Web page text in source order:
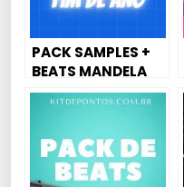
PACK SAMPLES +
BEATS MANDELA
FIM DE ANO